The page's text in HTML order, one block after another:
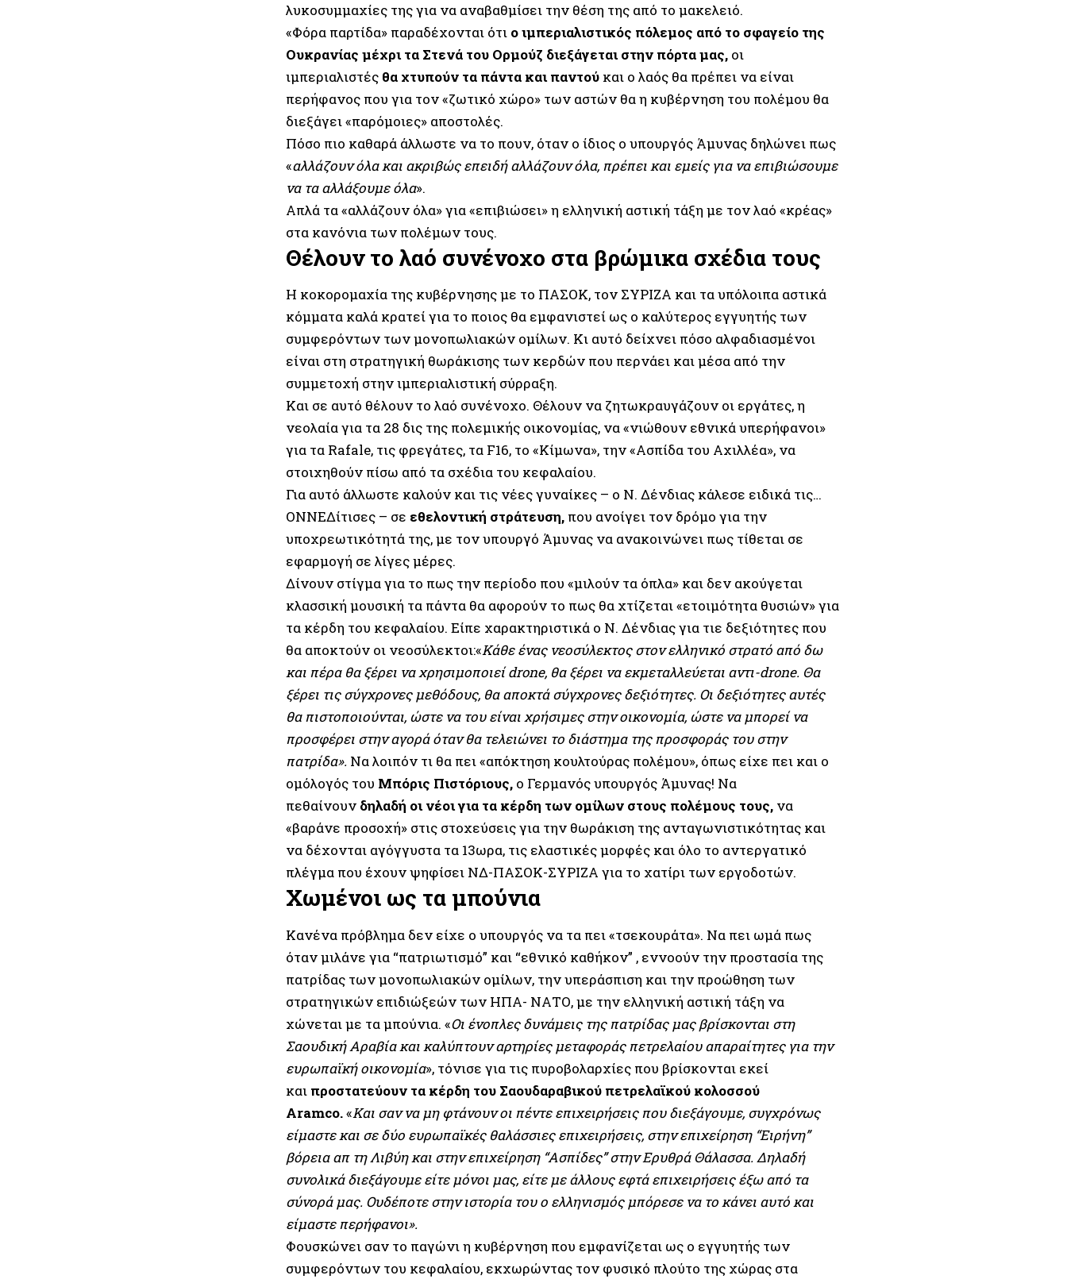
λυκοσυμμαχίες της για να αναβαθμίσει την θέση της από το μακελειό.
«Φόρα παρτίδα» παραδέχονται ότι ο ιμπεριαλιστικός πόλεμος από το σφαγείο της
Ουκρανίας μέχρι τα Στενά του Ορμούζ διεξάγεται στην πόρτα μας, οι
ιμπεριαλιστές θα χτυπούν τα πάντα και παντού και ο λαός θα πρέπει να είναι
περήφανος που για τον «ζωτικό χώρο» των αστών θα η κυβέρνηση του πολέμου θα
διεξάγει «παρόμοιες» αποστολές.
Πόσο πιο καθαρά άλλωστε να το πουν, όταν ο ίδιος ο υπουργός Άμυνας δηλώνει πως
«αλλάζουν όλα και ακριβώς επειδή αλλάζουν όλα, πρέπει και εμείς για να επιβιώσουμε
να τα αλλάξουμε όλα».
Απλά τα «αλλάζουν όλα» για «επιβιώσει» η ελληνική αστική τάξη με τον λαό «κρέας»
στα κανόνια των πολέμων τους.
Θέλουν το λαό συνένοχο στα βρώμικα σχέδια τους
Η κοκορομαχία της κυβέρνησης με το ΠΑΣΟΚ, τον ΣΥΡΙΖΑ και τα υπόλοιπα αστικά
κόμματα καλά κρατεί για το ποιος θα εμφανιστεί ως ο καλύτερος εγγυητής των
συμφερόντων των μονοπωλιακών ομίλων. Κι αυτό δείχνει πόσο αλφαδιασμένοι
είναι στη στρατηγική θωράκισης των κερδών που περνάει και μέσα από την
συμμετοχή στην ιμπεριαλιστική σύρραξη.
Και σε αυτό θέλουν το λαό συνένοχο. Θέλουν να ζητωκραυγάζουν οι εργάτες, η
νεολαία για τα 28 δις της πολεμικής οικονομίας, να «νιώθουν εθνικά υπερήφανοι»
για τα Rafale, τις φρεγάτες, τα F16, το «Κίμωνα», την «Ασπίδα του Αχιλλέα», να
στοιχηθούν πίσω από τα σχέδια του κεφαλαίου.
Για αυτό άλλωστε καλούν και τις νέες γυναίκες – o Ν. Δένδιας κάλεσε ειδικά τις…
ΟΝΝΕΔίτισες – σε εθελοντική στράτευση, που ανοίγει τον δρόμο για την
υποχρεωτικότητά της, με τον υπουργό Άμυνας να ανακοινώνει πως τίθεται σε
εφαρμογή σε λίγες μέρες.
Δίνουν στίγμα για το πως την περίοδο που «μιλούν τα όπλα» και δεν ακούγεται
κλασσική μουσική τα πάντα θα αφορούν το πως θα χτίζεται «ετοιμότητα θυσιών» για
τα κέρδη του κεφαλαίου. Είπε χαρακτηριστικά ο Ν. Δένδιας για τιε δεξιότητες που
θα αποκτούν οι νεοσύλεκτοι:«Κάθε ένας νεοσύλεκτος στον ελληνικό στρατό από δω
και πέρα θα ξέρει να χρησιμοποιεί drone, θα ξέρει να εκμεταλλεύεται αντι-drone. Θα
ξέρει τις σύγχρονες μεθόδους, θα αποκτά σύγχρονες δεξιότητες. Οι δεξιότητες αυτές
θα πιστοποιούνται, ώστε να του είναι χρήσιμες στην οικονομία, ώστε να μπορεί να
προσφέρει στην αγορά όταν θα τελειώνει το διάστημα της προσφοράς του στην
πατρίδα». Να λοιπόν τι θα πει «απόκτηση κουλτούρας πολέμου», όπως είχε πει και ο
ομόλογός του Μπόρις Πιστόριους, ο Γερμανός υπουργός Άμυνας! Να
πεθαίνουν δηλαδή οι νέοι για τα κέρδη των ομίλων στους πολέμους τους, να
«βαράνε προσοχή» στις στοχεύσεις για την θωράκιση της ανταγωνιστικότητας και
να δέχονται αγόγγυστα τα 13ωρα, τις ελαστικές μορφές και όλο το αντεργατικό
πλέγμα που έχουν ψηφίσει ΝΔ-ΠΑΣΟΚ-ΣΥΡΙΖΑ για το χατίρι των εργοδοτών.
Χωμένοι ως τα μπούνια
Κανένα πρόβλημα δεν είχε ο υπουργός να τα πει «τσεκουράτα». Να πει ωμά πως
όταν μιλάνε για “πατριωτισμό” και “εθνικό καθήκον” , εννοούν την προστασία της
πατρίδας των μονοπωλιακών ομίλων, την υπεράσπιση και την προώθηση των
στρατηγικών επιδιώξεών των ΗΠΑ- ΝΑΤΟ, με την ελληνική αστική τάξη να
χώνεται με τα μπούνια. «Οι ένοπλες δυνάμεις της πατρίδας μας βρίσκονται στη
Σαουδική Αραβία και καλύπτουν αρτηρίες μεταφοράς πετρελαίου απαραίτητες για την
ευρωπαϊκή οικονομία», τόνισε για τις πυροβολαρχίες που βρίσκονται εκεί
και προστατεύουν τα κέρδη του Σαουδαραβικού πετρελαϊκού κολοσσού
Aramco.«Και σαν να μη φτάνουν οι πέντε επιχειρήσεις που διεξάγουμε, συγχρόνως
είμαστε και σε δύο ευρωπαϊκές θαλάσσιες επιχειρήσεις, στην επιχείρηση “Ειρήνη”
βόρεια απ τη Λιβύη και στην επιχείρηση “Ασπίδες” στην Ερυθρά Θάλασσα. Δηλαδή
συνολικά διεξάγουμε είτε μόνοι μας, είτε με άλλους εφτά επιχειρήσεις έξω από τα
σύνορά μας. Ουδέποτε στην ιστορία του ο ελληνισμός μπόρεσε να το κάνει αυτό και
είμαστε περήφανοι».
Φουσκώνει σαν το παγώνι η κυβέρνηση που εμφανίζεται ως ο εγγυητής των
συμφερόντων του κεφαλαίου, εκχωρώντας τον φυσικό πλούτο της χώρας στα